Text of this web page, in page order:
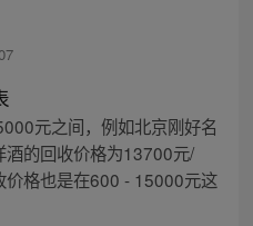
元之间，例如北京刚好名
酒的回收价格为13700元/
价格也是在600 - 15000元这